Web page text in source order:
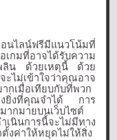
นไลน์ฟรีมีแนวโน้มที่
เกมที่อาจได้รับความ
ลิน
ด้วยเหตุนี้
ด้วย
ะไม่เข้าใจว่าคุณอาจ
ากเมื่อเทียบกับที่พวก
ยิ่งที่คุณจำได้
การ
ากมายบนเว็บไซต์
เนินการนี้จะไม่มีทาง
ตั้งค่าให้หยุดไม่ให้สิ่ง